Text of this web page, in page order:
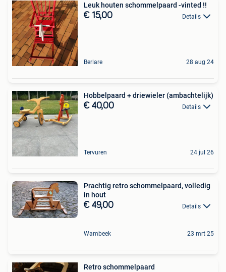
Leuk houten schommelpaard -vinted !!
€ 15,00 Details
Berlare 28 aug 24
Hobbelpaard + driewieler (ambachtelijk)
€ 40,00 Details
Tervuren 24 jul 26
Prachtig retro schommelpaard, volledig
in hout
€ 49,00 Details
Wambeek 23 mrt 25
Retro schommelpaard